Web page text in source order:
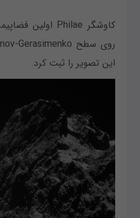
این تصویر را ثبت کرد.